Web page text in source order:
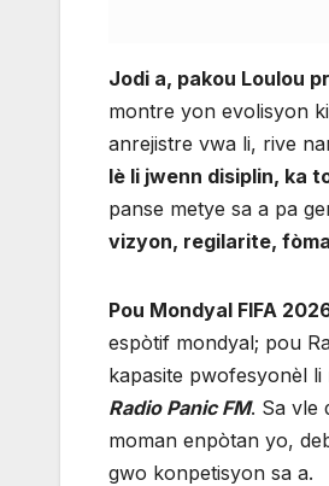
Jodi a, pakou Loulou
montre yon evolisyon
anrejistre vwa li, rive
lè li jwenn disiplin, ka
panse metye sa a pa
vizyon, regilarite,
Pou Mondyal FIFA
espòtif mondyal; pou
kapasite pwofesyonèl li
Radio Panic FM. Sa vle
moman enpòtan yo,
gwo konpetisyon sa a.